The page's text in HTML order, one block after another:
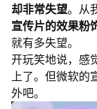
却非常失望。从
宣传片的效果粉
就有多失望。
开玩笑地说，感
上了。但微软
外吧。